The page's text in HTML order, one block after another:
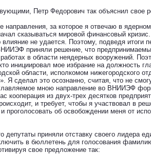
Петр Федорович так объяснил свое
за которое я отвечаю в ядерном
сказываться мировой финансовый
не удается. Поэтому, подведя итоги
приняли решение, что
в области неядерных вооружений.
инициировал мое избрание на должность
области, исполкомом нижегородского
Я сделал это осознанно, считая, что не
мною направление во ВНИИЭФ
кооперация из двух-трех десятков
и требует, чтобы я участвовал в
проголосовать об освобождении меня от
депутаты приняли отставку своего лидера
в бюллетень для голосования
свое предложение так: